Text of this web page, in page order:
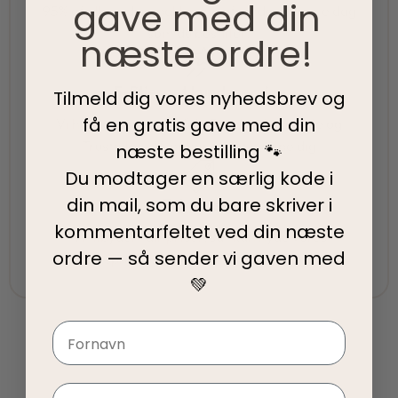
95% af alle ordrer pakkes og afsendes samme dag
som du bestiller.
5-Stjernet kundeservice
Vi har topscore på både Facebook, Google og
Trustpilot - Vi er her for at hjælpe dig
Fair priser
Vi tilbyder fair priser, så I kan nyde vores
kvalitetsprodukter uden at springe budgettet.
gave med din
næste ordre!
Tilmeld dig vores nyhedsbrev og
få en gratis gave med din
næste bestilling 🐾
Du modtager en særlig kode i
din mail, som du bare skriver i
kommentarfeltet ved din næste
ordre — så sender vi gaven med
💚
Navn